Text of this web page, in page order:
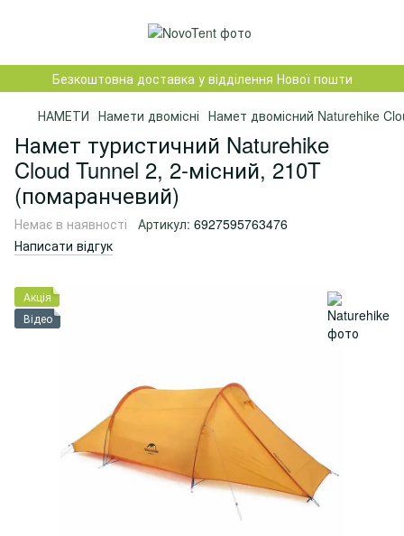
Безкоштовна доставка у відділення Нової пошти
НАМЕТИ Намети двомісні Намет двомісний Naturehike
Намет туристичний Naturehike
Cloud Tunnel 2, 2-місний, 210T
(помаранчевий)
Немає в наявності Артикул: 6927595763476
Написати відгук
Акція
Відео